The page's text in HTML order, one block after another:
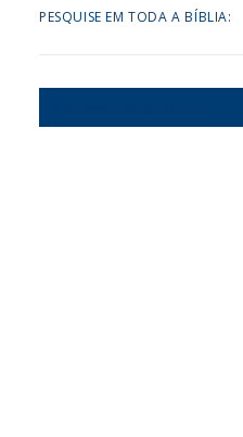
PESQUISE EM TODA A BÍBLIA:
Search